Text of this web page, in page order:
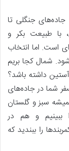
جنگلی تا
با طبیعت بکر و
است. اما انتخاب
شمال کجا بریم
داشته باشد؟
شما در جاده‌های
سبز و گلستان
ببینیم و هم در
را ببندید که